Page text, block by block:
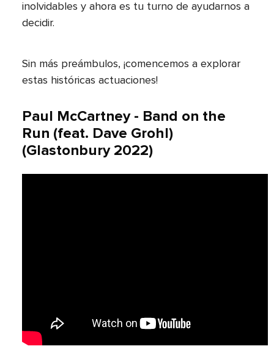
inolvidables y ahora es tu turno de ayudarnos a
decidir.
Sin más preámbulos, ¡comencemos a explorar
estas históricas actuaciones!
Paul McCartney - Band on the
Run (feat. Dave Grohl)
(Glastonbury 2022)